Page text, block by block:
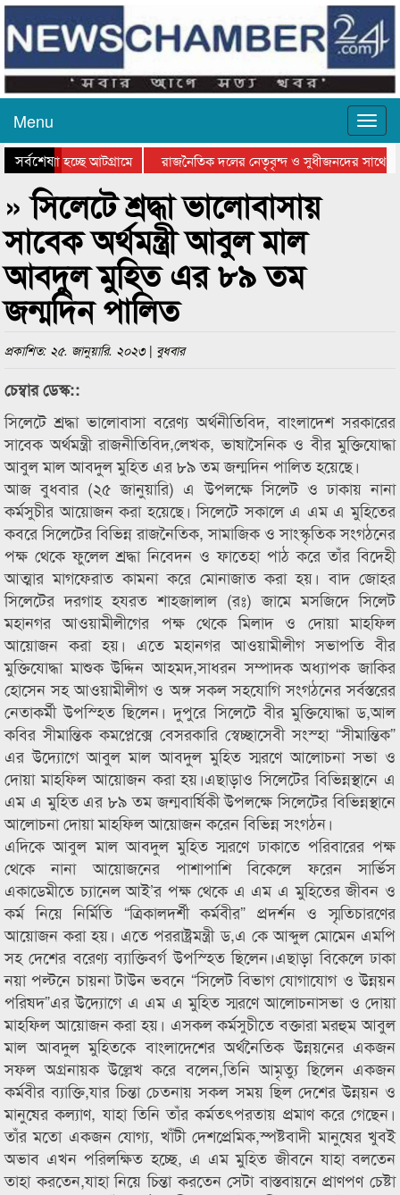
Menu
সর্বশেষ
যাওয়া হচ্ছে আটগ্রামে
রাজনৈতিক দলের নেতৃবৃন্দ ও সুধীজনদের সাথে
পুরস্কার বিতরণ সম্পন্ন
» সিলেটে শ্রদ্ধা ভালোবাসায়
সাবেক অর্থমন্ত্রী আবুল মাল
আবদুল মুহিত এর ৮৯ তম
জন্মদিন পালিত
প্রকাশিত: ২৫. জানুয়ারি. ২০২৩ | বুধবার
চেম্বার ডেস্ক::
সিলেটে শ্রদ্ধা ভালোবাসা বরেণ্য অর্থনীতিবিদ, বাংলাদেশ সরকারের
সাবেক অর্থমন্ত্রী রাজনীতিবিদ,লেখক, ভাষাসৈনিক ও বীর মুক্তিযোদ্ধা
আবুল মাল আবদুল মুহিত এর ৮৯ তম জন্মদিন পালিত হয়েছে।
আজ বুধবার (২৫ জানুয়ারি) এ উপলক্ষে সিলেট ও ঢাকায় নানা
কর্মসুচীর আয়োজন করা হয়েছে। সিলেটে সকালে এ এম এ মুহিতের
কবরে সিলেটের বিভিন্ন রাজনৈতিক, সামাজিক ও সাংস্কৃতিক সংগঠনের
পক্ষ থেকে ফুলেল শ্রদ্ধা নিবেদন ও ফাতেহা পাঠ করে তাঁর বিদেহী
আত্মার মাগফেরাত কামনা করে মোনাজাত করা হয়। বাদ জোহর
সিলেটের দরগাহ হযরত শাহজালাল (রঃ) জামে মসজিদে সিলেট
মহানগর আওয়ামীলীগের পক্ষ থেকে মিলাদ ও দোয়া মাহফিল
আয়োজন করা হয়। এতে মহানগর আওয়ামীলীগ সভাপতি বীর
মুক্তিযোদ্ধা মাশুক উদ্দিন আহমদ,সাধরন সম্পাদক অধ্যাপক জাকির
হোসেন সহ আওয়ামীলীগ ও অঙ্গ সকল সহযোগি সংগঠনের সর্বস্তরের
নেতাকর্মী উপস্হিত ছিলেন। দুপুরে সিলেটে বীর মুক্তিযোদ্ধা ড,আল
কবির সীমান্তিক কমপ্লেক্সে বেসরকারি স্বেচ্ছাসেবী সংস্হা “সীমান্তিক”
এর উদ্যোগে আবুল মাল আবদুল মুহিত স্মরণে আলোচনা সভা ও
দোয়া মাহফিল আয়োজন করা হয়।এছাড়াও সিলেটের বিভিন্নস্থানে এ
এম এ মুহিত এর ৮৯ তম জন্মবার্ষিকী উপলক্ষে সিলেটের বিভিন্নস্থানে
আলোচনা দোয়া মাহফিল আয়োজন করেন বিভিন্ন সংগঠন।
এদিকে আবুল মাল আবদুল মুহিত স্মরণে ঢাকাতে পরিবারের পক্ষ
থেকে নানা আয়োজনের পাশাপাশি বিকেলে ফরেন সার্ভিস
একাডেমীতে চ্যানেল আই’র পক্ষ থেকে এ এম এ মুহিতের জীবন ও
কর্ম নিয়ে নির্মিতি “ত্রিকালদর্শী কর্মবীর” প্রদর্শন ও স্মৃতিচারণের
আয়োজন করা হয়। এতে পররাষ্ট্রমন্ত্রী ড,এ কে আব্দুল মোমেন এমপি
সহ দেশের বরেণ্য ব্যাক্তিবর্গ উপস্হিত ছিলেন।এছাড়া বিকেলে ঢাকা
নয়া পল্টনে চায়না টাউন ভবনে “সিলেট বিভাগ যোগাযোগ ও উন্নয়ন
পরিষদ”এর উদ্যোগে এ এম এ মুহিত স্মরণে আলোচনাসভা ও দোয়া
মাহফিল আয়োজন করা হয়। এসকল কর্মসুচীতে বক্তারা মরহুম আবুল
মাল আবদুল মুহিতকে বাংলাদেশের অর্থনৈতিক উন্নয়নের একজন
সফল অগ্রনায়ক উল্লেখ করে বলেন,তিনি আমৃত্যু ছিলেন একজন
কর্মবীর ব্যাক্তি,যার চিন্তা চেতনায় সকল সময় ছিল দেশের উন্নয়ন ও
মানুষের কল্যাণ, যাহা তিনি তাঁর কর্মতৎপরতায় প্রমাণ করে গেছেন।
তাঁর মতো একজন যোগ্য, খাঁটী দেশপ্রেমিক,স্পষ্টবাদী মানুষের খুবই
অভাব এখন পরিলক্ষিত হচ্ছে, এ এম মুহিত জীবনে যাহা বলতেন
তাহা করতেন,যাহা নিয়ে চিন্তা করতেন সেটা বাস্তবায়নে প্রাণপণ চেষ্টা